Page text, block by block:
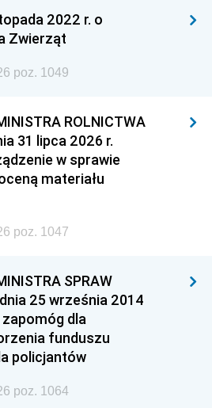
2022 r. o
Zwierząt
poz. 1049
ROLNICTWA
31 lipca 2026 r.
w sprawie
materiału
poz. 1047
SPRAW
25 września 2014
zapomóg dla
funduszu
policjantów
poz. 1064